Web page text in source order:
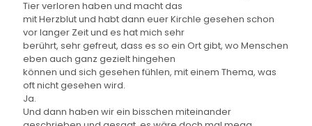
Tier verloren haben und macht das
mit Herzblut und habt dann euer Kirchle gesehen schon
vor langer Zeit und es hat mich sehr
berührt, sehr gefreut, dass es so ein Ort gibt, wo Menschen
eben auch ganz gezielt hingehen
können und sich gesehen fühlen, mit einem Thema, was
oft nicht gesehen wird.
Ja.
Und dann haben wir ein bisschen miteinander